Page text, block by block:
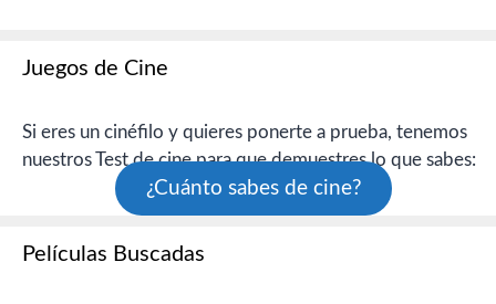
Juegos de Cine
Si eres un cinéfilo y quieres ponerte a prueba, tenemos
nuestros Test de cine para que demuestres lo que sabes:
¿Cuánto sabes de cine?
Películas Buscadas